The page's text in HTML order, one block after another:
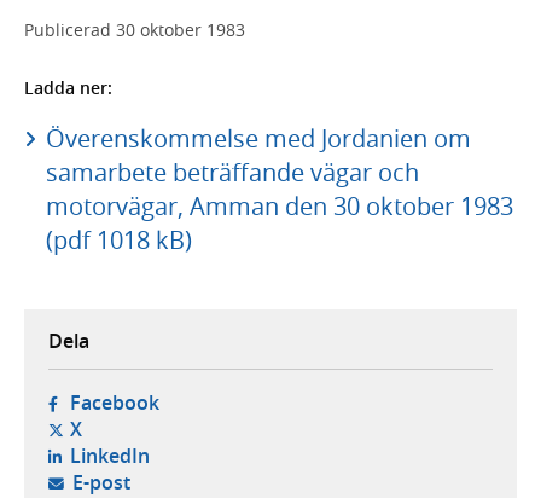
Publicerad 30 oktober 1983
Ladda ner:
Överenskommelse med Jordanien om
samarbete beträffande vägar och
motorvägar, Amman den 30 oktober 1983
(pdf 1018 kB)
Dela
Facebook- öppnas i ny flik, extern webbplats,
X- öppnas i ny flik, extern webbplats,
LinkedIn- öppnas i ny flik, extern webbplats,
E-post- öppnar din e-postklient,